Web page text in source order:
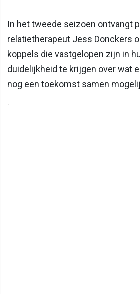
In het tweede seizoen ontvangt
relatietherapeut Jess Donckers
koppels die vastgelopen zijn in
duidelijkheid te krijgen over wat
nog een toekomst samen